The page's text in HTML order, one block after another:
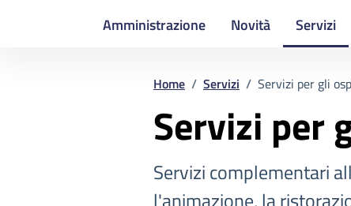
Amministrazione Novità Servizi
Home / Servizi / Servizi per gli
Servizi per
Servizi complementari